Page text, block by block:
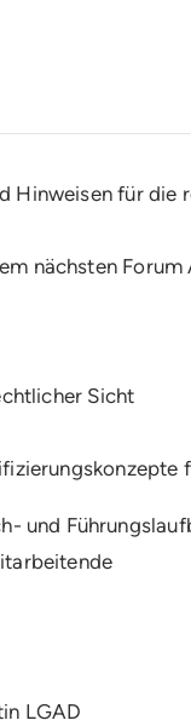
Hinweisen für
nächsten
Sicht
und
LGAD